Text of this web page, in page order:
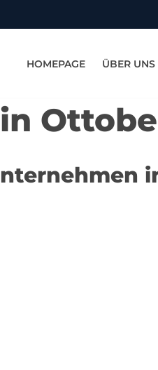
HOMEPAGE ÜBER UNS